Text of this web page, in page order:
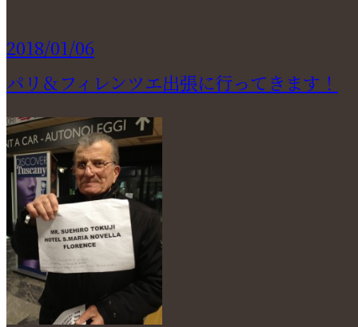
2018/01/06
パリ＆フィレンツエ出張に行ってきます！